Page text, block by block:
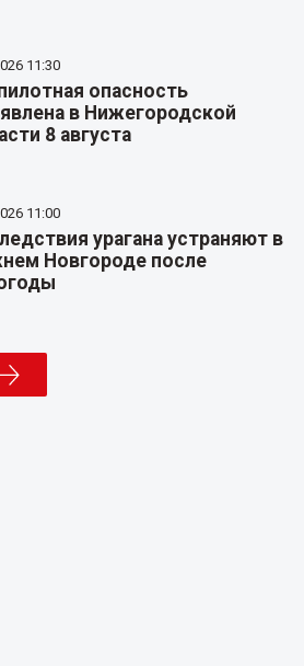
11:30
опасность
в Нижегородской
8 августа
11:00
урагана устраняют в
Новгороде после